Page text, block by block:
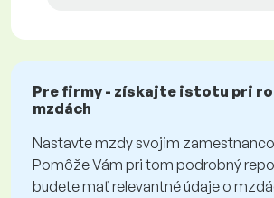
Pre firmy - získajte istotu pri
mzdách
Nastavte mzdy svojim
Pomôže Vám pri tom podrobný
budete mať relevantné údaje o